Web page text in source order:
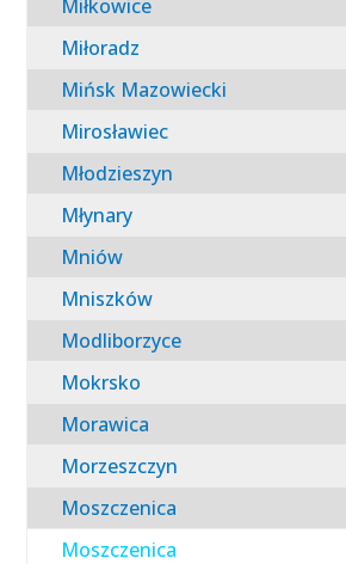
Miłkowice
Miłoradz
Mińsk Mazowiecki
Mirosławiec
Młodzieszyn
Młynary
Mniów
Mniszków
Modliborzyce
Mokrsko
Morawica
Morzeszczyn
Moszczenica
Moszczenica